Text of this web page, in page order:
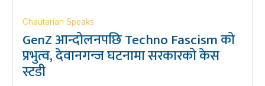
Chautarian Speaks
GenZ आन्दोलनपछि Techno Fascism को
प्रभुत्व, देवानगन्ज घटनामा सरकारको केस
स्टडी